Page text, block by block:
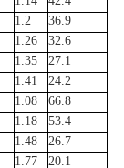
1.2
36.9
1.26
32.6
1.35
27.1
1.41
24.2
1.08
66.8
1.18
53.4
1.48
26.7
1.77
20.1